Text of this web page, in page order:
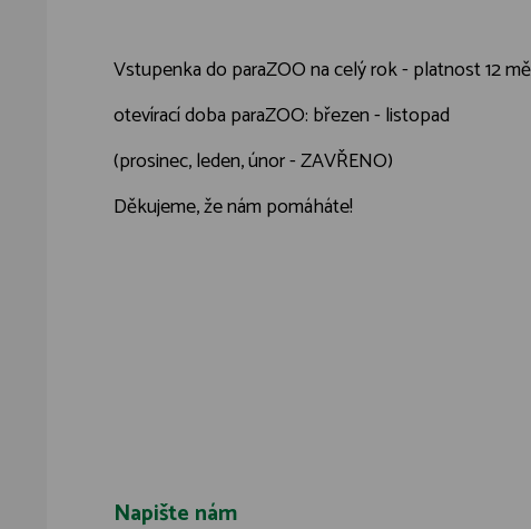
Vstupenka do paraZOO na celý rok - platnost 12
otevírací doba paraZOO: březen - listopad
(prosinec, leden, únor - ZAVŘENO)
Děkujeme, že nám pomáháte!
Napište nám